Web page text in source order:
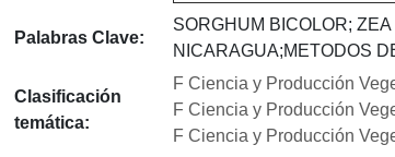
Palabras Clave:
SORGHUM BICOLOR;
NICARAGUA;METODOS
Clasificación
temática:
F Ciencia y Producción
F Ciencia y Producción
F Ciencia y Producción